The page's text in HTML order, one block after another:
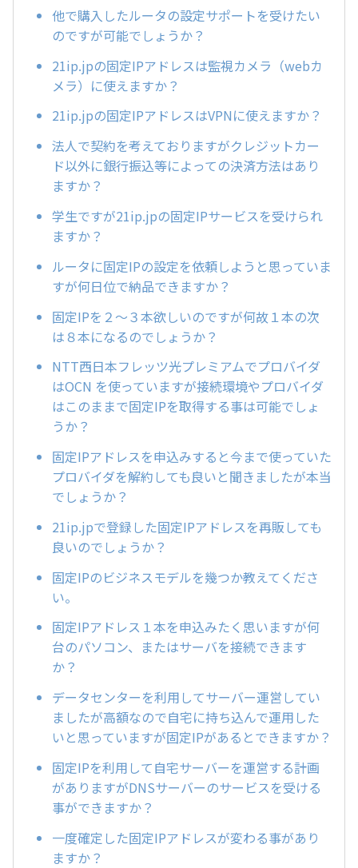
他で購入したルータの設定サポートを受けたい
のですが可能でしょうか？
21ip.jpの固定IPアドレスは監視カメラ（webカ
メラ）に使えますか？
21ip.jpの固定IPアドレスはVPNに使えますか？
法人で契約を考えておりますがクレジットカー
ド以外に銀行振込等によっての決済方法はあり
ますか？
学生ですが21ip.jpの固定IPサービスを受けられ
ますか？
ルータに固定IPの設定を依頼しようと思っていま
すが何日位で納品できますか？
固定IPを２～３本欲しいのですが何故１本の次
は８本になるのでしょうか？
NTT西日本フレッツ光プレミアムでプロバイダ
はOCN を使っていますが接続環境やプロバイダ
はこのままで固定IPを取得する事は可能でしょ
うか？
固定IPアドレスを申込みすると今まで使っていた
プロバイダを解約しても良いと聞きましたが本当
でしょうか？
21ip.jpで登録した固定IPアドレスを再販しても
良いのでしょうか？
固定IPのビジネスモデルを幾つか教えてくださ
い。
固定IPアドレス１本を申込みたく思いますが何
台のパソコン、またはサーバを接続できます
か？
データセンターを利用してサーバー運営してい
ましたが高額なので自宅に持ち込んで運用した
いと思っていますが固定IPがあるとできますか？
固定IPを利用して自宅サーバーを運営する計画
がありますがDNSサーバーのサービスを受ける
事ができますか？
一度確定した固定IPアドレスが変わる事があり
ますか？